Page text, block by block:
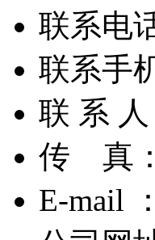
联系
联系
联 系
传
E-